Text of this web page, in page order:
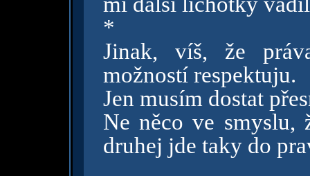
*
Jinak, víš, že
možností respektuju.
Jen musím dostat
Ne něco ve smyslu,
druhej jde taky do